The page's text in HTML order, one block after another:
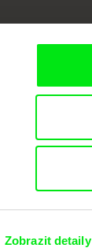
Zobrazit detaily